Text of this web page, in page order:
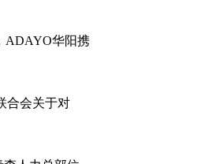
ADAYO华阳携
合会关于对